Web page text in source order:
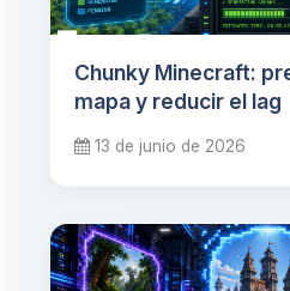
Chunky Minecraft:
mapa y reducir el lag
13 de junio de 2026